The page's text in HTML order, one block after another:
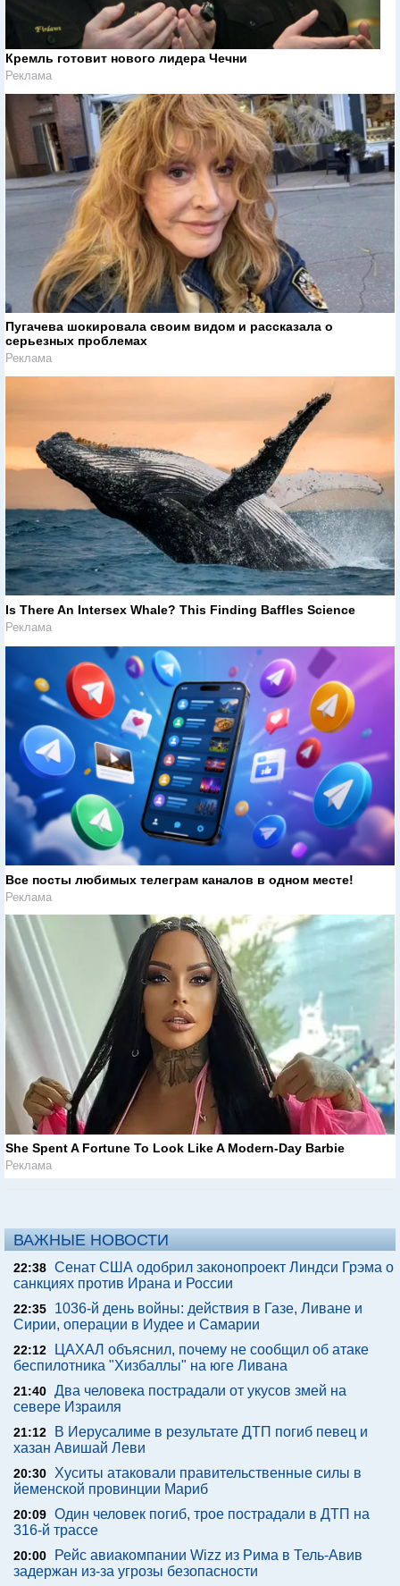
Кремль готовит нового лидера Чечни
Реклама
Пугачева шокировала своим видом и рассказала о
серьезных проблемах
Реклама
Is There An Intersex Whale? This Finding Baffles Science
Реклама
Все посты любимых телеграм каналов в одном месте!
Реклама
She Spent A Fortune To Look Like A Modern-Day Barbie
Реклама
ВАЖНЫЕ НОВОСТИ
22:38 Сенат США одобрил законопроект Линдси Грэма о
санкциях против Ирана и России
22:35
1036-й день войны: действия в Газе, Ливане и
Сирии, операции в Иудее и Самарии
22:12
ЦАХАЛ объяснил, почему не сообщил об атаке
беспилотника "Хизбаллы" на юге Ливана
21:40 Два человека пострадали от укусов змей на
севере Израиля
21:12
В Иерусалиме в результате ДТП погиб певец и
хазан Авишай Леви
20:30 Хуситы атаковали правительственные силы в
йеменской провинции Мариб
20:09 Один человек погиб, трое пострадали в ДТП на
316-й трассе
20:00
Рейс авиакомпании Wizz из Рима в Тель-Авив
задержан из-за угрозы безопасности